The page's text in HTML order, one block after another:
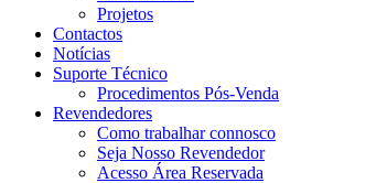
Projetos
Contactos
Notícias
Suporte Técnico
Procedimentos Pós-Venda
Revendedores
Como trabalhar connosco
Seja Nosso Revendedor
Acesso Área Reservada